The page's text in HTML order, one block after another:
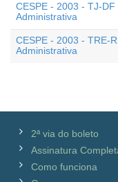
CESPE - 2003 - TJ-
Administrativa
CESPE - 2003 - TRE-
Administrativa
2ª via do boleto
Assinatura
Como funciona